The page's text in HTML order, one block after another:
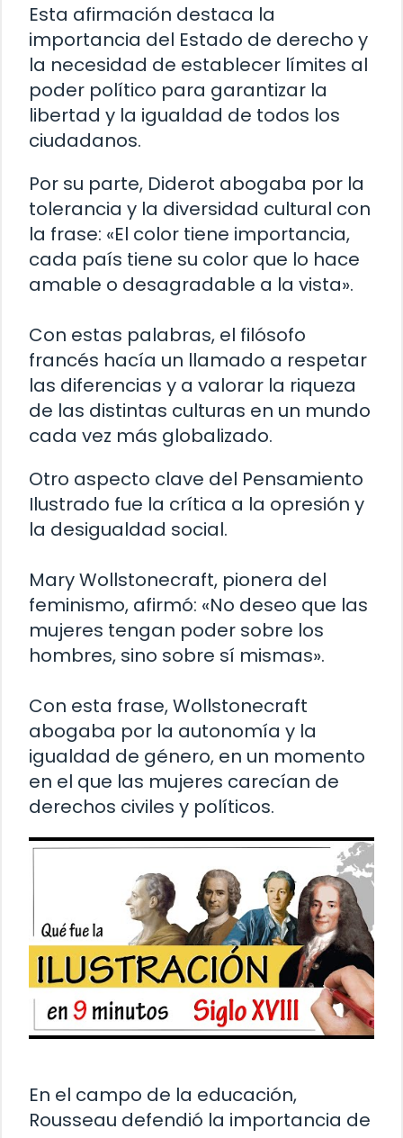
Esta afirmación destaca la
importancia del Estado de derecho y
la necesidad de establecer límites al
poder político para garantizar la
libertad y la igualdad de todos los
ciudadanos.
Por su parte, Diderot abogaba por la
tolerancia y la diversidad cultural con
la frase: «El color tiene importancia,
cada país tiene su color que lo hace
amable o desagradable a la vista».
Con estas palabras, el filósofo
francés hacía un llamado a respetar
las diferencias y a valorar la riqueza
de las distintas culturas en un mundo
cada vez más globalizado.
Otro aspecto clave del Pensamiento
Ilustrado fue la crítica a la opresión y
la desigualdad social.
Mary Wollstonecraft, pionera del
feminismo, afirmó: «No deseo que las
mujeres tengan poder sobre los
hombres, sino sobre sí mismas».
Con esta frase, Wollstonecraft
abogaba por la autonomía y la
igualdad de género, en un momento
en el que las mujeres carecían de
derechos civiles y políticos.
En el campo de la educación,
Rousseau defendió la importancia de